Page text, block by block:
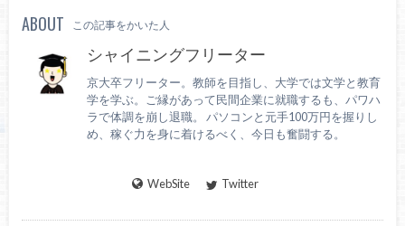
ABOUT この記事をかいた人
シャイニングフリーター
京大卒フリーター。教師を目指し、大学では文学と教育
学を学ぶ。ご縁があって民間企業に就職するも、パワハ
ラで体調を崩し退職。 パソコンと元手100万円を握りし
め、稼ぐ力を身に着けるべく、今日も奮闘する。
WebSite Twitter